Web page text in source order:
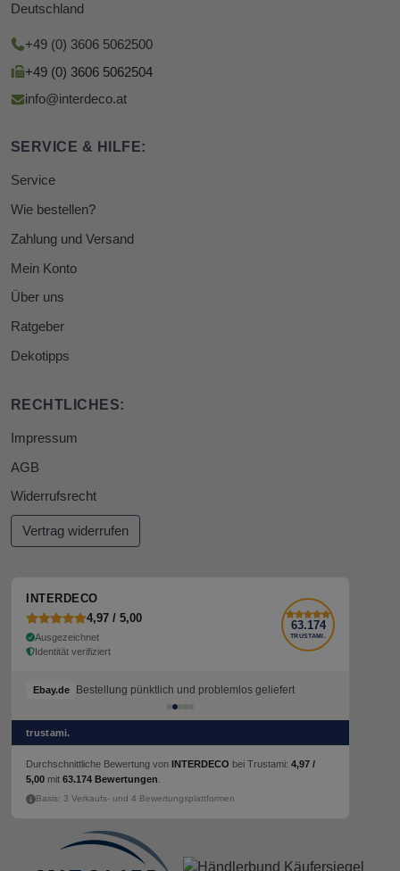
Deutschland
+49 (0) 3606 5062500
+49 (0) 3606 5062504
info@interdeco.at
SERVICE & HILFE:
Service
Wie bestellen?
Zahlung und Versand
Mein Konto
Über uns
Ratgeber
Dekotipps
RECHTLICHES:
Impressum
AGB
Widerrufsrecht
Vertrag widerrufen
INTERDECO
4,97 / 5,00
Ausgezeichnet
Identität verifiziert
63.174
TRUSTAMI.
Ebay.de Bestellung pünktlich und problemlos geliefert
trustami.
Durchschnittliche Bewertung von INTERDECO bei Trustami: 4,97 /
5,00 mit 63.174 Bewertungen
Basis: 3 Verkaufs- und 4 Bewertungsplattformen